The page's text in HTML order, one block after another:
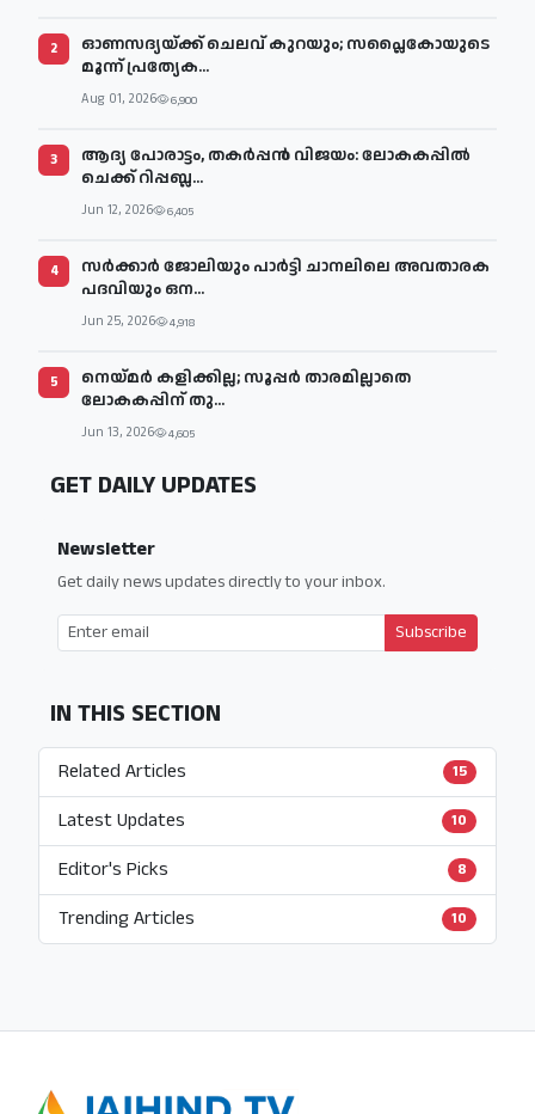
2
ഓണസദ്യയ്ക്ക് ചെലവ് കുറയും; സപ്ലൈകോയുടെ
മൂന്ന് പ്രത്യേക...
Aug 01, 2026 6,900
3
ആദ്യ പോരാട്ടം, തകർപ്പൻ വിജയം: ലോകകപ്പിൽ
ചെക്ക് റിപ്പബ്ല...
Jun 12, 2026 6,405
4
സര്‍ക്കാര്‍ ജോലിയും പാര്‍ട്ടി ചാനലിലെ അവതാരക
പദവിയും ഒന...
Jun 25, 2026 4,918
5
നെയ്മര്‍ കളിക്കില്ല; സൂപ്പര്‍ താരമില്ലാതെ
ലോകകപ്പിന് തു...
Jun 13, 2026 4,605
GET DAILY UPDATES
Newsletter
Get daily news updates directly to your inbox.
Subscribe
IN THIS SECTION
Related Articles 15
Latest Updates 10
Editor's Picks 8
Trending Articles 10